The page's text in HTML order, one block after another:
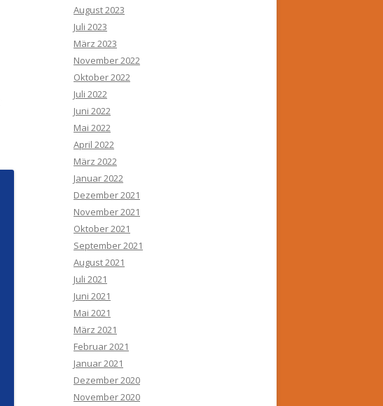
August 2023
Juli 2023
März 2023
November 2022
Oktober 2022
Juli 2022
Juni 2022
Mai 2022
April 2022
März 2022
Januar 2022
Dezember 2021
November 2021
Oktober 2021
September 2021
August 2021
Juli 2021
Juni 2021
Mai 2021
März 2021
Februar 2021
Januar 2021
Dezember 2020
November 2020